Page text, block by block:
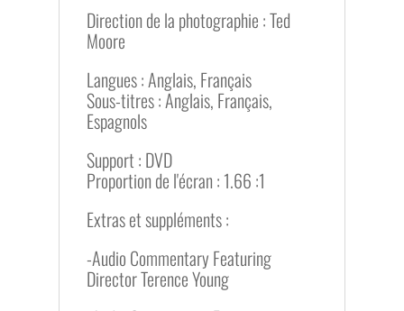
Direction de la photographie : Ted
Moore
Langues : Anglais, Français
Sous-titres : Anglais, Français,
Espagnols
Support : DVD
Proportion de l'écran : 1.66 :1
Extras et suppléments :
-Audio Commentary Featuring
Director Terence Young